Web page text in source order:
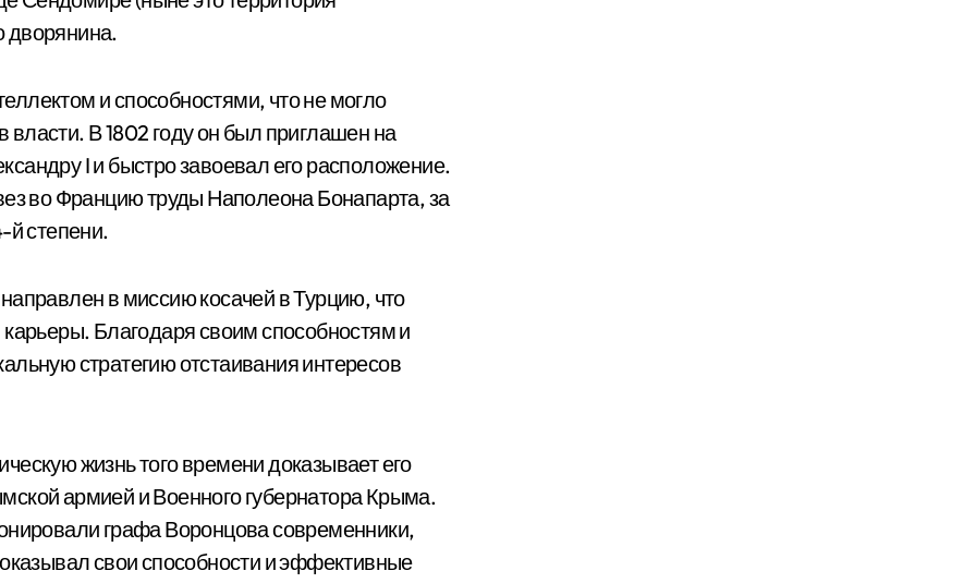
дворянина.
и способностями, что не могло
В 1802 году он был приглашен на
I и быстро завоевал его расположение.
во Францию труды Наполеона Бонапарта, за
й степени.
в миссию косачей в Турцию, что
Благодаря своим способностям и
стратегию отстаивания интересов
жизнь того времени доказывает его
армией и Военного губернатора Крыма.
графа Воронцова современники,
свои способности и эффективные